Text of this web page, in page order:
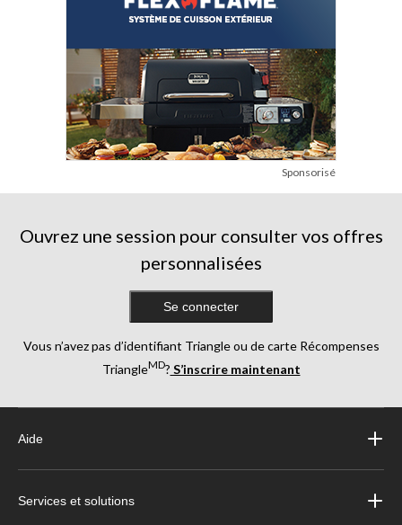
Sponsorisé
Ouvrez une session pour consulter vos offres
personnalisées
Se connecter
Vous n’avez pas d’identifiant Triangle ou de carte Récompenses
TriangleMD? S’inscrire maintenant
Aide
Services et solutions